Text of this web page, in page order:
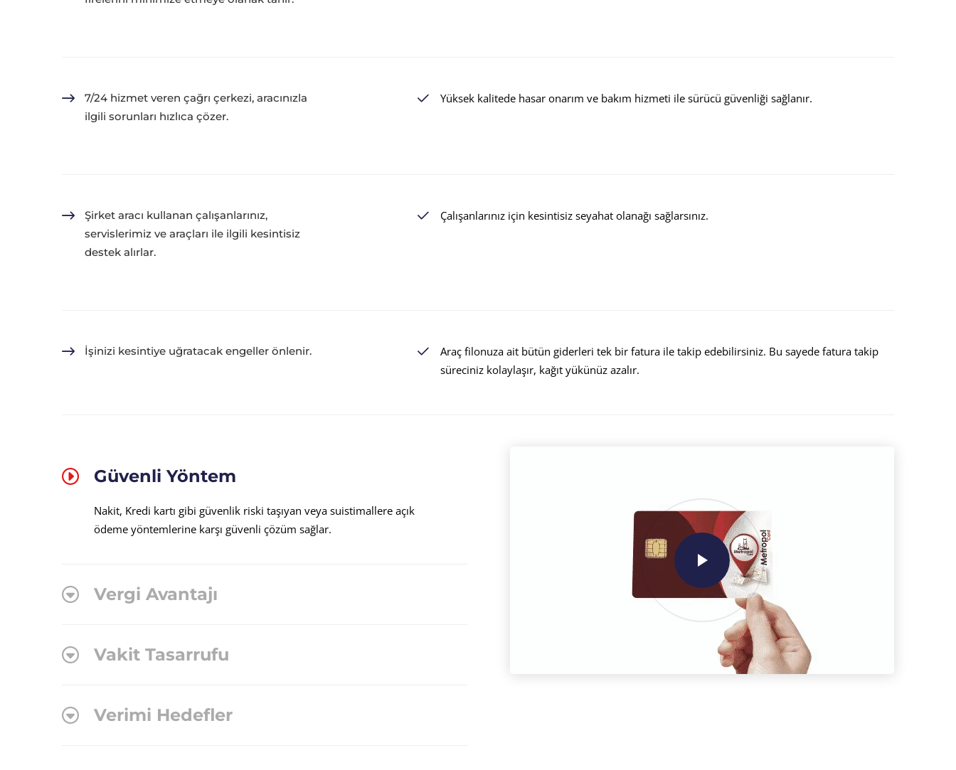
7/24 hizmet veren çağrı çerkezi, aracınızla
ilgili sorunları hızlıca çözer.
Yüksek kalitede hasar onarım ve bakım hizmeti ile sürücü güvenliği sağlanır.
Şirket aracı kullanan çalışanlarınız,
servislerimiz ve araçları ile ilgili kesintisiz
destek alırlar.
Çalışanlarınız için kesintisiz seyahat olanağı sağlarsınız.
İşinizi kesintiye uğratacak engeller önlenir.
Araç filonuza ait bütün giderleri tek bir fatura ile takip edebilirsiniz. Bu sayede fatura takip
süreciniz kolaylaşır, kağıt yükünüz azalır.
Güvenli Yöntem
Nakit, Kredi kartı gibi güvenlik riski taşıyan veya suistimallere açık
ödeme yöntemlerine karşı güvenli çözüm sağlar.
Vergi Avantajı
Vakit Tasarrufu
Verimi Hedefler